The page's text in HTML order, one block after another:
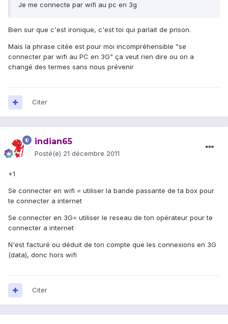
Je me connecte par wifi au pc en 3g
Bien sur que c'est ironique, c'est toi qui parlait de prison.
Mais la phrase citée est pour moi incompréhensible "se
connecter par wifi au PC en 3G" ça veut rien dire ou on a
changé des termes sans nous prévenir
Citer
indian65
Posté(e) 21 décembre 2011
+1
Se connecter en wifi = utiliser la bande passante de ta box pour
te connecter a internet
Se connecter en 3G= utiliser le reseau de ton opérateur pour te
connecter a internet
N'est facturé ou déduit de ton compte que les connexions en 3G
(data), donc hors wifi
Citer